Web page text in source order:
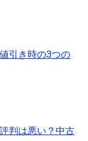
引き時の3つの
判は悪い？中古